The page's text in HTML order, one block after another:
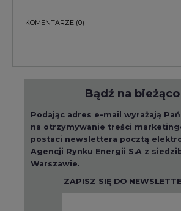
KOMENTARZE (0)
Bądź na bieżąco
Podając adres e-mail wyrażają
na otrzymywanie treści
postaci newslettera pocztą
Agencji Rynku Energii S.A z
Warszawie.
ZAPISZ SIĘ DO